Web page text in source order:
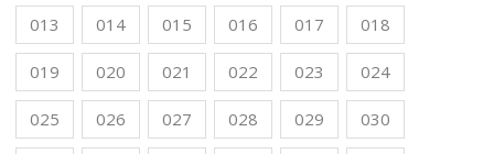
013 014 015 016 017 018
019 020 021 022 023 024
025 026 027 028 029 030